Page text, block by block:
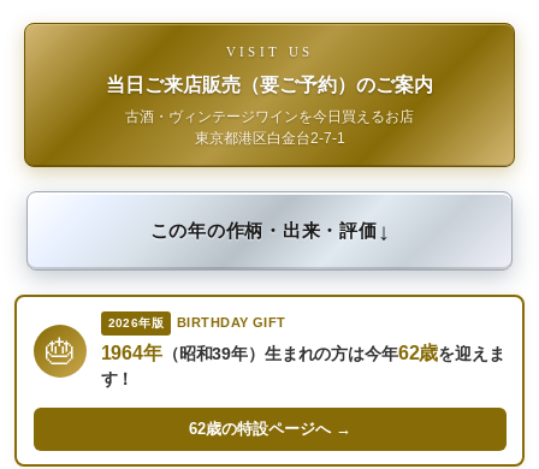
VISIT US
当日ご来店販売（要ご予約）のご案内
古酒・ヴィンテージワインを今日買えるお店
東京都港区白金台2-7-1
この年の作柄・出来・評価↓
🎂
2026年版 BIRTHDAY GIFT
1964年（昭和39年）生まれの方は今年62歳を迎えま
す！
62歳の特設ページへ →